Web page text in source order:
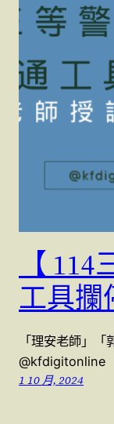
【
工具攔
「理安老師」
@kfdigitonline
1 10 月, 2024